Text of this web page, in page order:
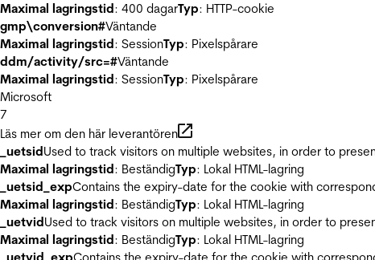
Maximal lagringstid: 400 dagarTyp: HTTP-cookie
gmp\conversion#Väntande
Maximal lagringstid: SessionTyp: Pixelspårare
ddm/activity/src=#Väntande
Maximal lagringstid: SessionTyp: Pixelspårare
Microsoft
7
Läs mer om den här leverantören
_uetsidUsed to track visitors on multiple websites, in order to
Maximal lagringstid: BeständigTyp: Lokal HTML-lagring
_uetsid_expContains the expiry-date for the cookie with
Maximal lagringstid: BeständigTyp: Lokal HTML-lagring
_uetvidUsed to track visitors on multiple websites, in order to
Maximal lagringstid: BeständigTyp: Lokal HTML-lagring